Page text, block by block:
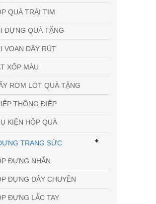
QUÀ TRÁI TIM
ĐỰNG QUÀ TẶNG
VOAN DÂY RÚT
XỐP MÀU
RƠM LÓT QUÀ TẶNG
THÔNG ĐIỆP
KIỆN HỘP QUÀ
TRANG SỨC
ĐỰNG NHẪN
ĐỰNG DÂY CHUYỀN
ĐỰNG LẮC TAY
+